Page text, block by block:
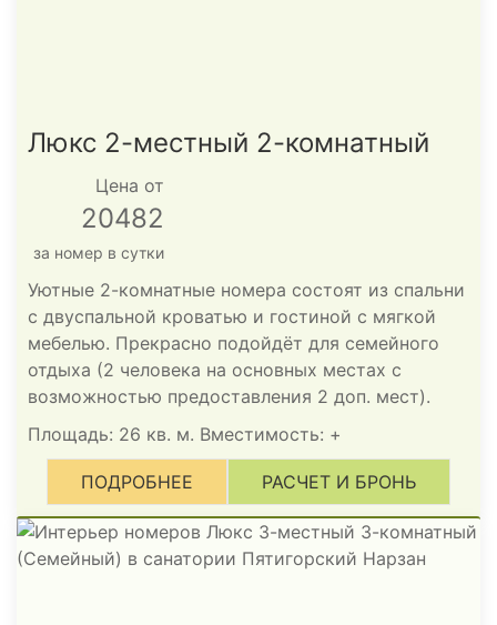
Люкс 2-местный 2-комнатный
Цена от
20482
за номер в сутки
Уютные 2-комнатные номера состоят из спальни
с двуспальной кроватью и гостиной с мягкой
мебелью. Прекрасно подойдёт для семейного
отдыха (2 человека на основных местах с
возможностью предоставления 2 доп. мест).
Площадь: 26 кв. м. Вместимость: +
ПОДРОБНЕЕ РАСЧЕТ И БРОНЬ